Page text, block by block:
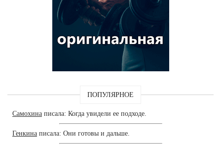
ПОПУЛЯРНОЕ
Самохина писала: Когда увидели ее подходе.
Генкина писала: Они готовы и дальше.